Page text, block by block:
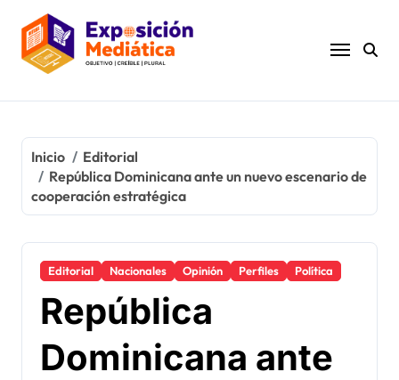
contenido
Inicio
Editorial
República Dominicana ante un nuevo escenario de
cooperación estratégica
Editorial Nacionales Opinión Perfiles Política
República
Dominicana ante